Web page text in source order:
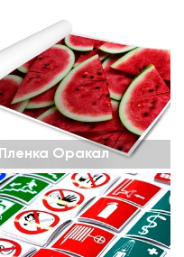
Пленка Оракал